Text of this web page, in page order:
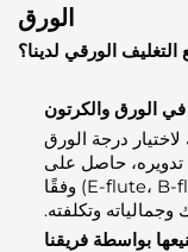
الورقي لدينا؟
الورق
حاصل على
شهادة FSC) والكرتون (E-flute، B-flute، Chipboard) وفقًا
وتكلفته.
فريقنا